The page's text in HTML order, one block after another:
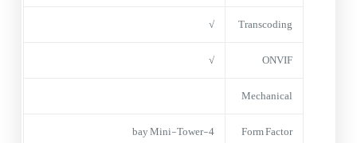
Transcoding
√
ONVIF
√
Mechanical
Form Factor
4-bay Mini-Tower